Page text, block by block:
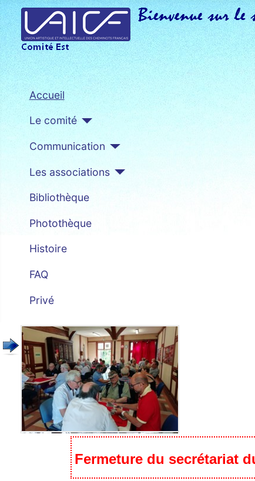
Accueil
Le comité
Communication
Les associations
Bibliothèque
Photothèque
Histoire
FAQ
Privé
Fermeture du secrétariat